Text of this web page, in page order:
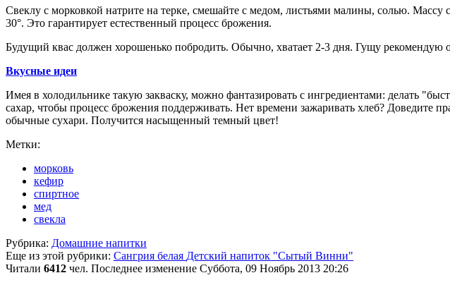
Свеклу с морковкой натрите на терке, смешайте с медом, листьями малины, солью.
30°. Это гарантирует естественный процесс брожения.
Будущий квас должен хорошенько побродить. Обычно, хватает 2-3 дня. Гущу рекомендую
Вкусные идеи
Имея в холодильнике такую закваску, можно фантазировать с ингредиентами: делать
сахар, чтобы процесс брожения поддерживать. Нет времени зажаривать хлеб? Доведите
обычные сухари. Получится насыщенный темный цвет!
Метки:
морковь
кефир
спиртное
мед
свекла
Рубрика: Домашние напитки
Еще из этой рубрики: Сангрия белая Детский напиток "Сытый Винни"
Читали 6412 чел. Последнее изменение Суббота, 09 Ноябрь 2013 20:26